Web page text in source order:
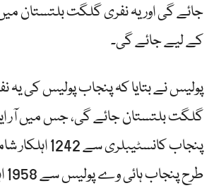
جائے گی اور یہ نفری گلگت بلتستان
کے لیے جائے گی۔
پنجاب